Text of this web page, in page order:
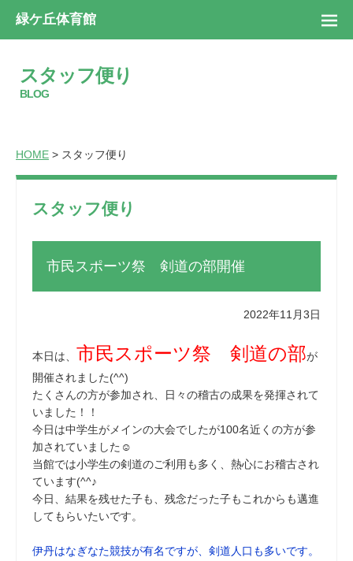
緑ケ丘体育館
スタッフ便り
BLOG
HOME > スタッフ便り
スタッフ便り
市民スポーツ祭 剣道の部開催
2022年11月3日
本日は、 市民スポーツ祭 剣道の部が
開催されました(^^)
たくさんの方が参加され、日々の稽古の成果を発揮されて
いました！！
今日は中学生がメインの大会でしたが100名近くの方が参
加されていました☺
当館では小学生の剣道のご利用も多く、熱心にお稽古され
ています(^^♪
今日、結果を残せた子も、残念だった子もこれからも邁進
してもらいたいです。
伊丹はなぎなた競技が有名ですが、剣道人口も多いです。